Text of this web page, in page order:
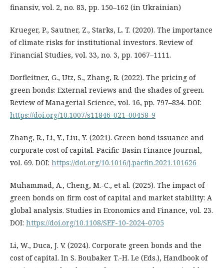
finansiv, vol. 2, no. 83, pp. 150–162 (in Ukrainian)
Krueger, P., Sautner, Z., Starks, L. T. (2020). The importance
of climate risks for institutional investors. Review of
Financial Studies, vol. 33, no. 3, pp. 1067–1111.
Dorfleitner, G., Utz, S., Zhang, R. (2022). The pricing of
green bonds: External reviews and the shades of green.
Review of Managerial Science, vol. 16, pp. 797–834. DOI:
https://doi.org/10.1007/s11846-021-00458-9
Zhang, R., Li, Y., Liu, Y. (2021). Green bond issuance and
corporate cost of capital. Pacific-Basin Finance Journal,
vol. 69. DOI: https://doi.org/10.1016/j.pacfin.2021.101626
Muhammad, A., Cheng, M.-C., et al. (2025). The impact of
green bonds on firm cost of capital and market stability: A
global analysis. Studies in Economics and Finance, vol. 23.
DOI: https://doi.org/10.1108/SEF-10-2024-0705
Li, W., Duca, J. V. (2024). Corporate green bonds and the
cost of capital. In S. Boubaker T.-H. Le (Eds.), Handbook of